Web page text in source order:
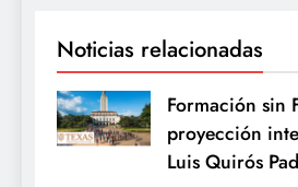
Noticias relacionadas
Formación sin
proyección
Luis Quirós